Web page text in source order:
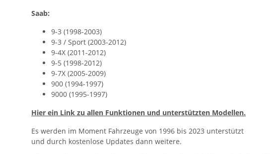
Saab:
9-3 (1998-2003)
9-3 / Sport (2003-2012)
9-4X (2011-2012)
9-5 (1998-2012)
9-7X (2005-2009)
900 (1994-1997)
9000 (1995-1997)
Hier ein Link zu allen Funktionen und unterstützten Modellen.
Es werden im Moment Fahrzeuge von 1996 bis 2023 unterstützt
und durch kostenlose Updates dann weitere.